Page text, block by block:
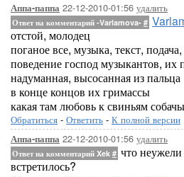
Аппа-паппа 22-12-2010-01:56 удалить
Ответ на комментарий -Varlamova- #
отстой, молодец
поганое все, музыка, текст,
поведение господ музыкантов, их
надуманная, высосанная из пальца
в конце концов их гримассы
какая там любовь к свиньям
Обратиться - Ответить - К полной версии
Аппа-паппа 22-12-2010-01:56 удалить
Ответ на комментарий Xek # что
встретилось?